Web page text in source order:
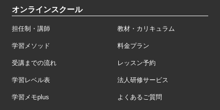
オンラインスクール
担任制・講師 教材・カリキュラム
学習メソッド 料金プラン
受講までの流れ レッスン予約
学習レベル表 法人研修サービス
学習メモplus よくあるご質問